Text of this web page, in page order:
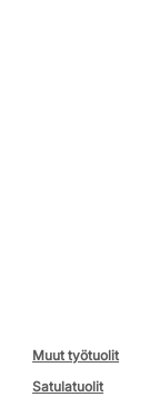
Muut työtuolit
Satulatuolit